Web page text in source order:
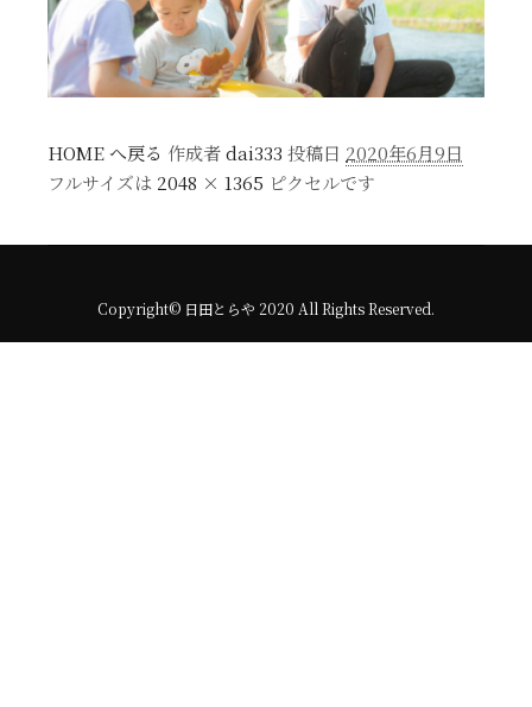
HOME へ戻る 作成者dai333 投稿日 2020年6月9日
フルサイズは 2048 × 1365 ピクセルです
Copyright© 日田とらや 2020 All Rights Reserved.